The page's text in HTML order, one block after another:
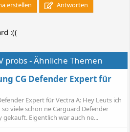
erstellen Antworten
:((
probs - Ähnliche Themen
CG Defender Expert für
Expert für Vectra A: Hey Leuts ich
viele schon ne Carguard Defender
gekauft. Eigentlich war auch ne...